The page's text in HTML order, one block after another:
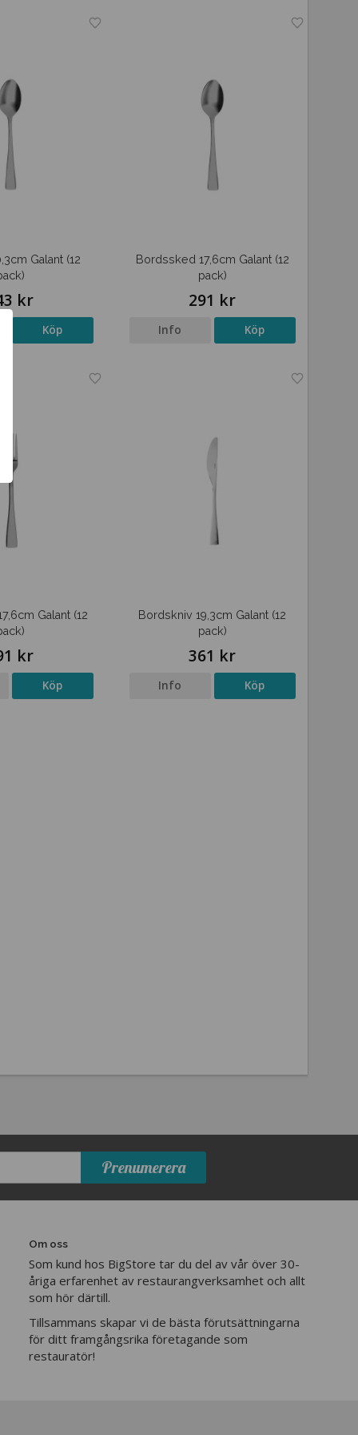
Galant (12
kr
Köp
Bordssked 17,6cm Galant (12
pack)
291 kr
Info Köp
Galant (12
kr
Köp
Bordskniv 19,3cm Galant (12
pack)
361 kr
Info Köp
Prenumerera
Om oss
Som kund hos BigStore tar du del av vår över 30-
åriga erfarenhet av restaurangverksamhet och allt
som hör därtill.
Tillsammans skapar vi de bästa förutsättningarna
för ditt framgångsrika företagande som
restauratör!